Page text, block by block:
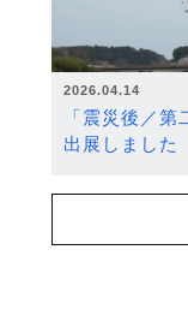
2026.04.14
「震災後／
出展しました